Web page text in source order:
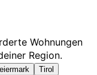
Wohnungen
Region.
Tirol